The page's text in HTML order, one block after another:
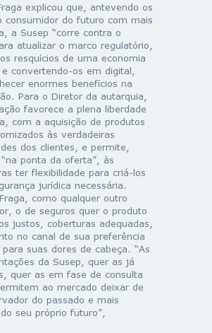
explicou que, antevendo os
consumidor do futuro com mais
a Susep “corre contra o
atualizar o marco regulatório,
resquícios de uma economia
e convertendo-os em digital,
enormes benefícios na
Para o Diretor da autarquia,
favorece a plena liberdade
com a aquisição de produtos
às verdadeiras
dos clientes, e permite,
ponta da oferta”, às
ter flexibilidade para criá-los
jurídica necessária.
como qualquer outro
o de seguros quer o produto
justos, coberturas adequadas,
no canal de sua preferência
para suas dores de cabeça. “As
da Susep, quer as já
quer as em fase de consulta
ao mercado deixar de
do passado e mais
seu próprio futuro”,